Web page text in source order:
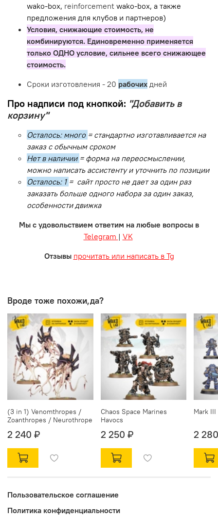
wako-box, reinforcement wako-box, а также
предложения для клубов и партнеров)
Условия, снижающие стоимость, не
комбинируются. Единовременно применяется
только ОДНО условие, сильнее всего снижающее
стоимость.
Сроки изготовления - 20 рабочих дней
Про надписи под кнопкой: "Добавить в
корзину"
Осталось: много = стандартно изготавливается на
заказ с обычным сроком
Нет в наличии = форма на переосмыслении,
можно написать ассистенту и уточнить по позиции
Осталось: 1 = сайт просто не дает за один раз
заказать больше одного набора за один заказ,
особенности движка
Мы с удовольствием ответим на любые вопросы в
Telegram | VK
Отзывы прочитать или написать в Tg
Вроде тоже похожи,да?
(3 in 1) Venomthropes /
Zoanthropes / Neurothrope
2 240 ₽
Chaos Space Marines
Havocs
2 250 ₽
Mark
2
Пользовательское соглашение
Политика конфиденциальности